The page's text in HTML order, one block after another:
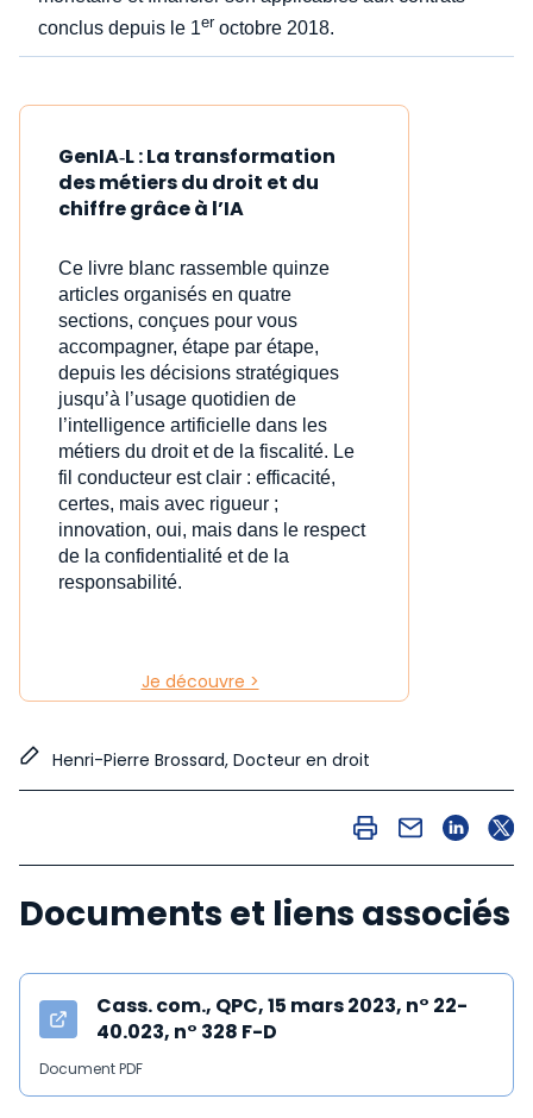
conclus depuis le 1er octobre 2018.
GenIA‑L : La transformation
des métiers du droit et du
chiffre grâce à l’IA
Ce livre blanc rassemble quinze
articles organisés en quatre
sections, conçues pour vous
accompagner, étape par étape,
depuis les décisions stratégiques
jusqu’à l’usage quotidien de
l’intelligence artificielle dans les
métiers du droit et de la fiscalité. Le
fil conducteur est clair : efficacité,
certes, mais avec rigueur ;
innovation, oui, mais dans le respect
de la confidentialité et de la
responsabilité.
Je découvre >
Henri-Pierre Brossard, Docteur en droit
Documents et liens associés
Cass. com., QPC, 15 mars 2023, n° 22-
40.023, n° 328 F-D
Document PDF